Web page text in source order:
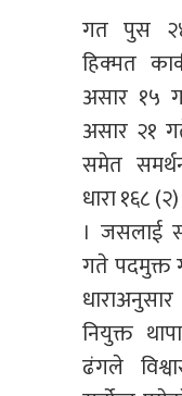
गत पुस २४
हिक्मत
असार १५
असार २१
समेत
धारा १६८
। जसलाई
गते पदमुक्त
नियुक्त
ढंगले